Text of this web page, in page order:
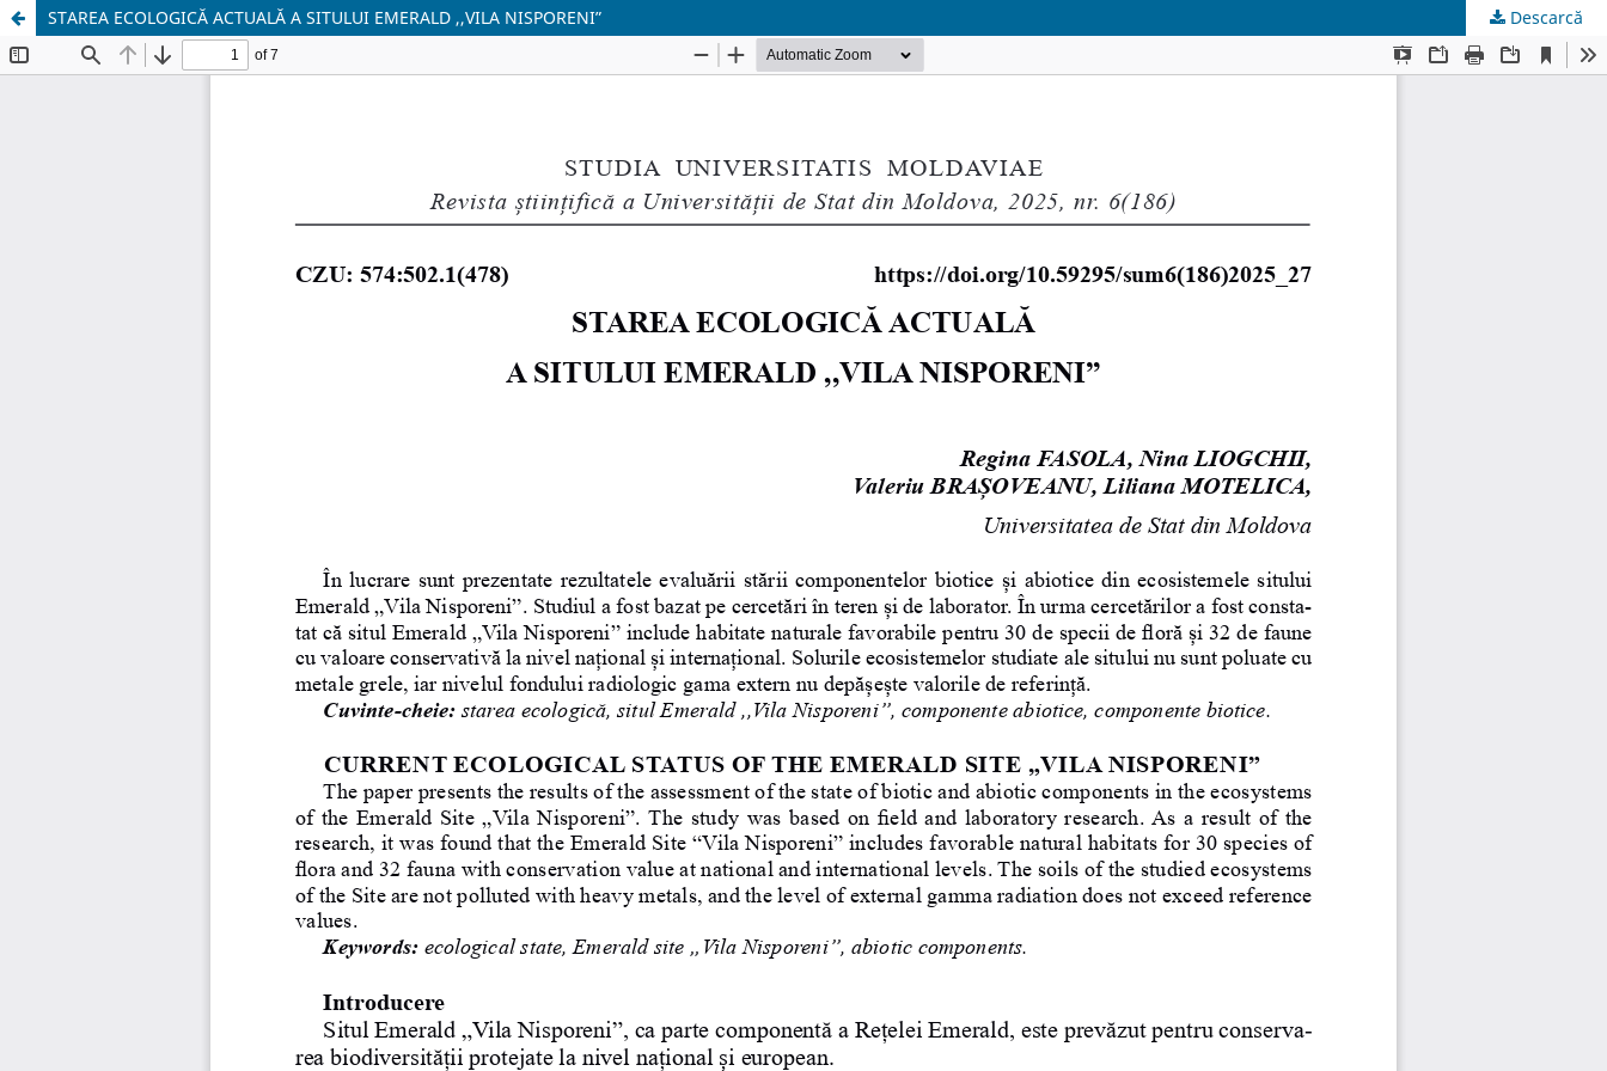
STAREA ECOLOGICĂ ACTUALĂ A SITULUI EMERALD ,,VILA NISPORENIˮ Descarcă